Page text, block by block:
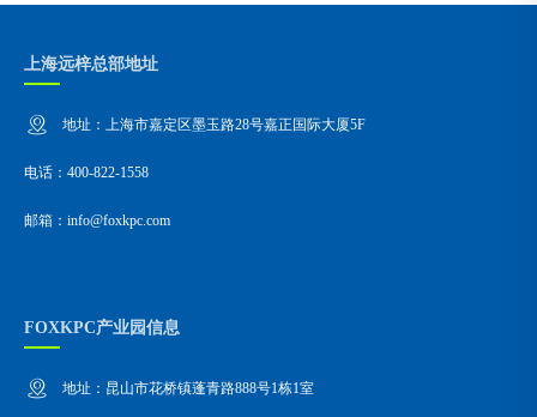
上海远梓总部地址
地址：上海市嘉定区墨玉路28号嘉正国际大厦5F
电话：400-822-1558
邮箱：info@foxkpc.com
FOXKPC产业园信息
地址：昆山市花桥镇蓬青路888号1栋1室